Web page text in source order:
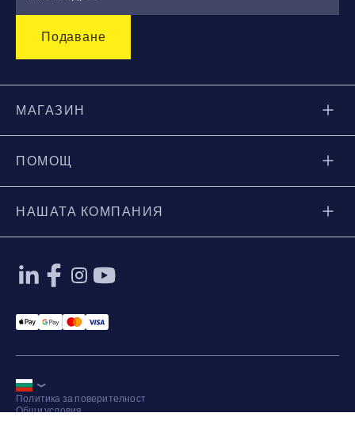
МАГАЗИН
ПОМОЩ
НАШАТА КОМПАНИЯ
Applepay Payment
Googlepay Payment
Mastercard Payment
Visa Payment
Политика за поверителност
Общи условия